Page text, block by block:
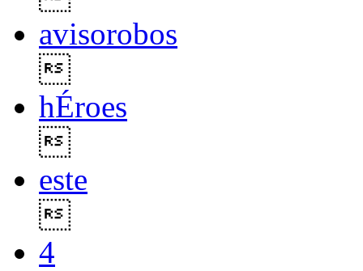
avisorobos
hÉroes
este
4